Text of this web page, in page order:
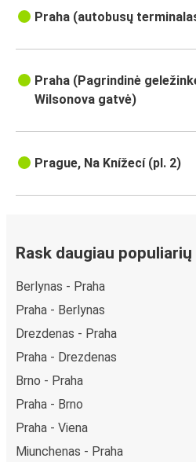
Praha (autobusų
Praha (Pagrindinė
Wilsonova gatvė)
Prague, Na Knížecí (pl. 2)
Rask daugiau
Berlynas - Praha
Praha - Berlynas
Drezdenas - Praha
Praha - Drezdenas
Brno - Praha
Praha - Brno
Praha - Viena
Miunchenas - Praha